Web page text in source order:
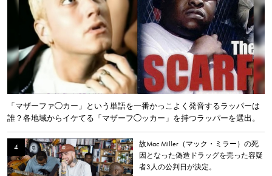
「マザーファ◯カー」という単語を一番かっこよく発音するラッパーは
誰？各地域からイケてる「マザーフ◯ッカー」を持つラッパーを選出。
故Mac Miller（マック・ミラー）の死
因となった偽造ドラッグを売った容疑
者3人の公判日が決定。